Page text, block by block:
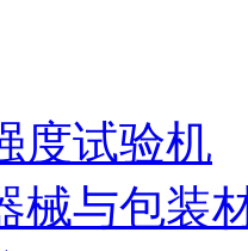
度试验机
械与包装